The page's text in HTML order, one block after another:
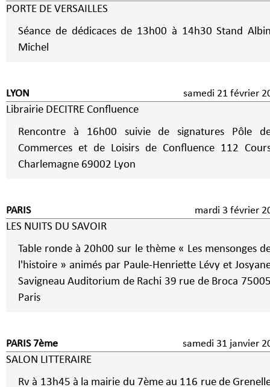
PORTE DE VERSAILLES
Séance de dédicaces de 13h00 à 14h30 Stand
Michel
LYON samedi 21 février
Librairie DECITRE Confluence
Rencontre à 16h00 suivie de signatures Pôle
Commerces et de Loisirs de Confluence 112
Charlemagne 69002 Lyon
PARIS mardi 3 février
LES NUITS DU SAVOIR
Table ronde à 20h00 sur le thème « Les mensonges
l'histoire » animés par Paule-Henriette Lévy et
Savigneau Auditorium de Rachi 39 rue de Broca 75005
Paris
PARIS 7ème samedi 31 janvier
SALON LITTERAIRE
Rv à 13h45 à la mairie du 7ème au 116 rue de